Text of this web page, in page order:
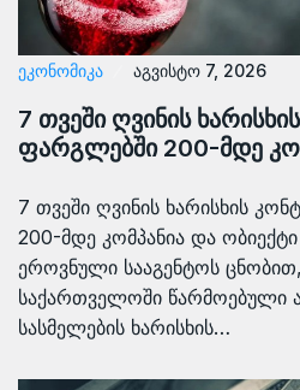
ᲔᲙᲝᲜᲝᲛᲘᲙᲐ აგვისტო 7, 2026
7 თვეში ღვინის
ფარგლებში 200-მდე
7 თვეში ღვინის ხარისხის
200-მდე კომპანია და
ეროვნული სააგენტოს ცნობით,
საქართველოში წარმოებული
სასმელების ხარისხის…